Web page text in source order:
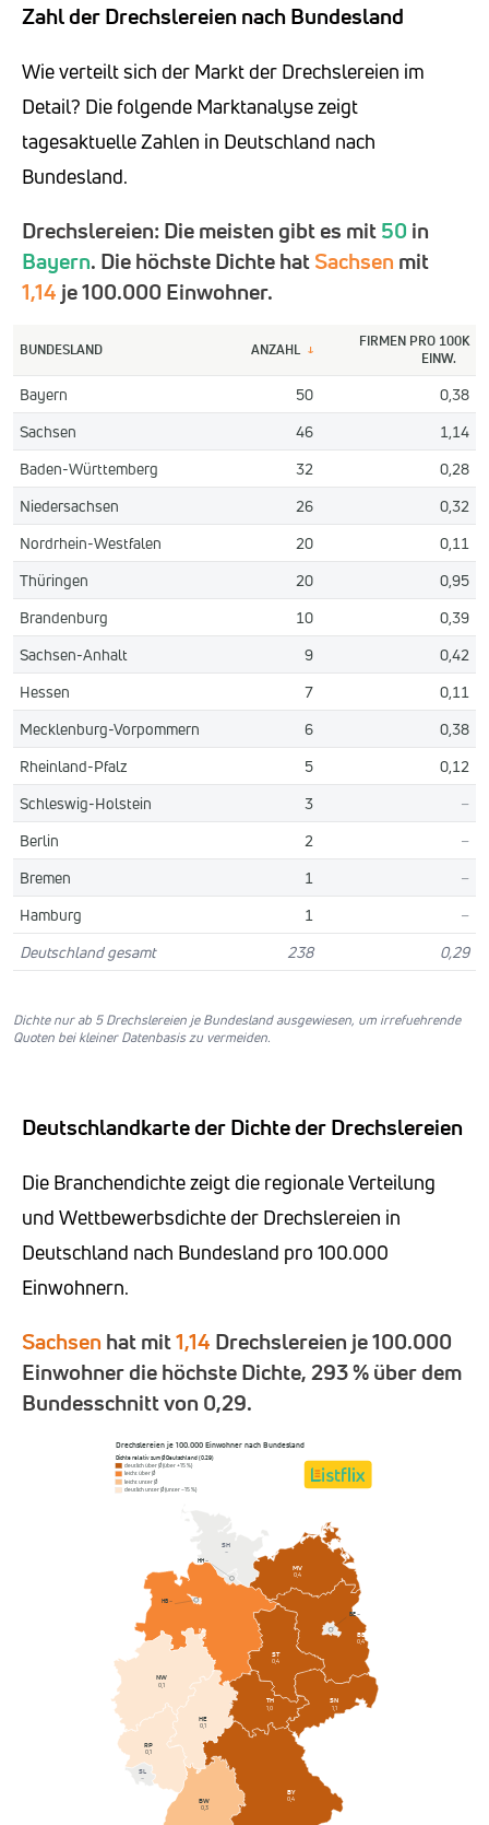
Zahl der Drechslereien nach Bundesland
Wie verteilt sich der Markt der Drechslereien im
Detail? Die folgende Marktanalyse zeigt
tagesaktuelle Zahlen in Deutschland nach
Bundesland.
Drechslereien: Die meisten gibt es mit50 in
Bayern. Die höchste Dichte hatSachsen mit
1,14 je 100.000 Einwohner.
BUNDESLAND ANZAHL ↓
FIRMEN PRO 100K
EINW.
Bayern 50
0,38
Sachsen
46
1,14
Baden-Württemberg
32
0,28
Niedersachsen
26
0,32
Nordrhein-Westfalen
20
0,11
Thüringen
20
0,95
Brandenburg
10
0,39
Sachsen-Anhalt
9
0,42
Hessen
7
0,11
Mecklenburg-Vorpommern
6
0,38
Rheinland-Pfalz
5
0,12
Schleswig-Holstein
3
–
Berlin
2
–
Bremen
1
–
Hamburg
1
–
Deutschland gesamt
238 0,29
Dichte nur ab 5 Drechslereien je Bundesland ausgewiesen, um irrefuehrende
Quoten bei kleiner Datenbasis zu vermeiden.
Deutschlandkarte der Dichte der Drechslereien
Die Branchendichte zeigt die regionale Verteilung
und Wettbewerbsdichte der Drechslereien in
Deutschland nach Bundesland pro 100.000
Einwohnern.
Sachsen hat mit1,14 Drechslereien je 100.000
Einwohner die höchste Dichte, 293 % über dem
Bundesschnitt von 0,29.
Drechslereien je 100.000 Einwohner nach Bundesland
Dichte relativ zum Ø Deutschland (0,29)
deutlich über Ø (über +15 %)
leicht über Ø
leicht unter Ø
deutlich unter Ø (unter −15 %)
BW
0,3
BY
0,4
BB
0,4
HE
0,1
MV
0,4
NI
0,3
NW
0,1
RP
0,1
SL
–
ST
0,4
SN
1,1
SH
–
TH
1,0
BE–
HB–
HH–